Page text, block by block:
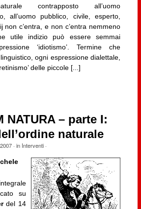
contrapposto all’uomo
all’uomo pubblico, civile, esperto,
non c’entra, e non c’entra nemmeno
utile indizio può essere semmai
‘idiotismo’. Termine che
ogni espressione dialettale,
delle piccole [...]
NATURA – parte I:
naturale
· in Interventi·
su
del 14